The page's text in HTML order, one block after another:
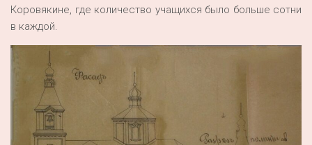
Коровякине, где количество учащихся было больше сотни
в каждой.